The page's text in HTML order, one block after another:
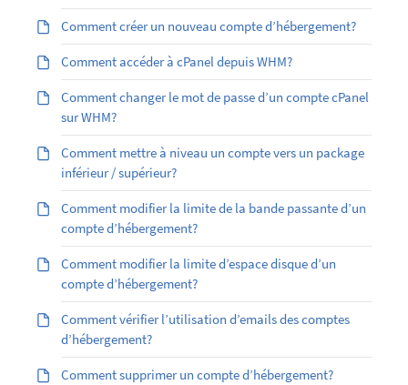
Comment créer un nouveau compte d’hébergement?
Comment accéder à cPanel depuis WHM?
Comment changer le mot de passe d’un compte cPanel
sur WHM?
Comment mettre à niveau un compte vers un package
inférieur / supérieur?
Comment modifier la limite de la bande passante d’un
compte d’hébergement?
Comment modifier la limite d’espace disque d’un
compte d’hébergement?
Comment vérifier l’utilisation d’emails des comptes
d’hébergement?
Comment supprimer un compte d’hébergement?